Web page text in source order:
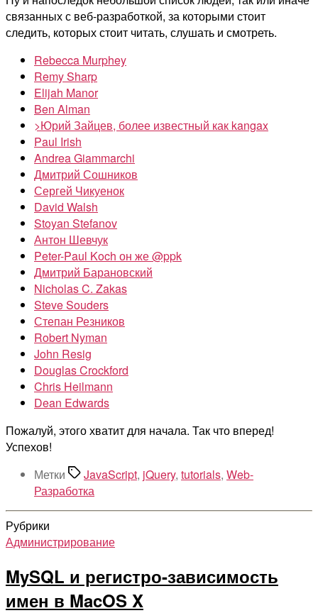
связанных с веб-разработкой, за которыми стоит
следить, которых стоит читать, слушать и смотреть.
Rebecca Murphey
Remy Sharp
Elijah Manor
Ben Alman
>Юрий Зайцев, более известный как kangax
Paul Irish
Andrea Giammarchi
Дмитрий Сошников
Сергей Чикуенок
David Walsh
Stoyan Stefanov
Антон Шевчук
Peter-Paul Koch он же @ppk
Дмитрий Барановский
Nicholas C. Zakas
Steve Souders
Степан Резников
Robert Nyman
John Resig
Douglas Crockford
Chris Heilmann
Dean Edwards
Пожалуй, этого хватит для начала. Так что вперед!
Успехов!
Метки
JavaScript, jQuery, tutorials, Web-
Разработка
Рубрики
Администрирование
MySQL и регистро-зависимость
имен в MacOS X